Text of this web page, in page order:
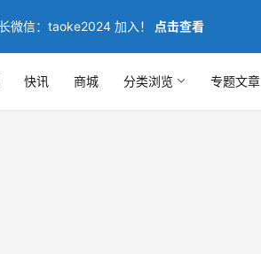
微信：taoke2024 加入！ 点击查看
快讯 商城 分类浏览 专题文章